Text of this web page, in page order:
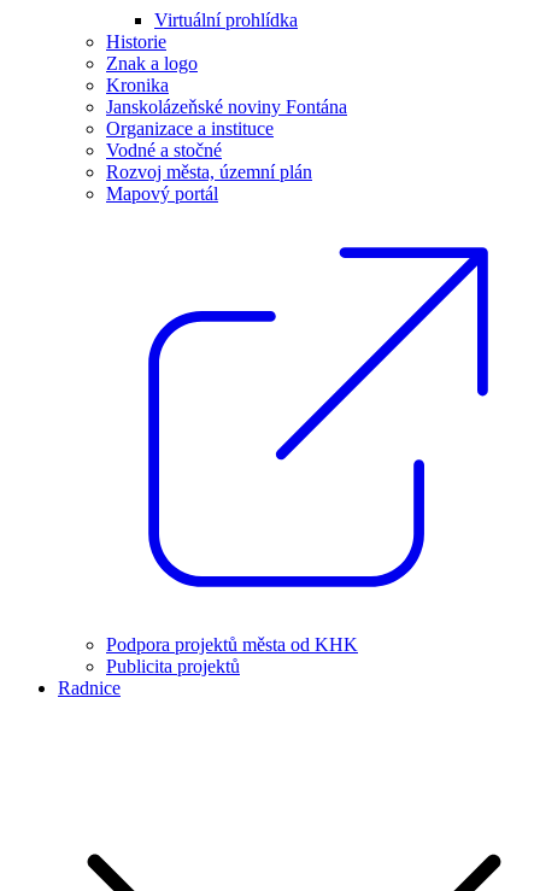
Virtuální prohlídka
Historie
Znak a logo
Kronika
Janskolázeňské noviny Fontána
Organizace a instituce
Vodné a stočné
Rozvoj města, územní plán
Mapový portál
Podpora projektů města od KHK
Publicita projektů
Radnice